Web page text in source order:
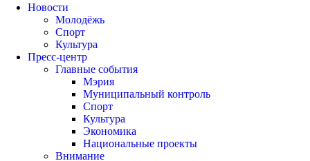
Новости
Молодёжь
Спорт
Культура
Пресс-центр
Главные события
Мэрия
Муниципальный контроль
Спорт
Культура
Экономика
Национальные проекты
Внимание